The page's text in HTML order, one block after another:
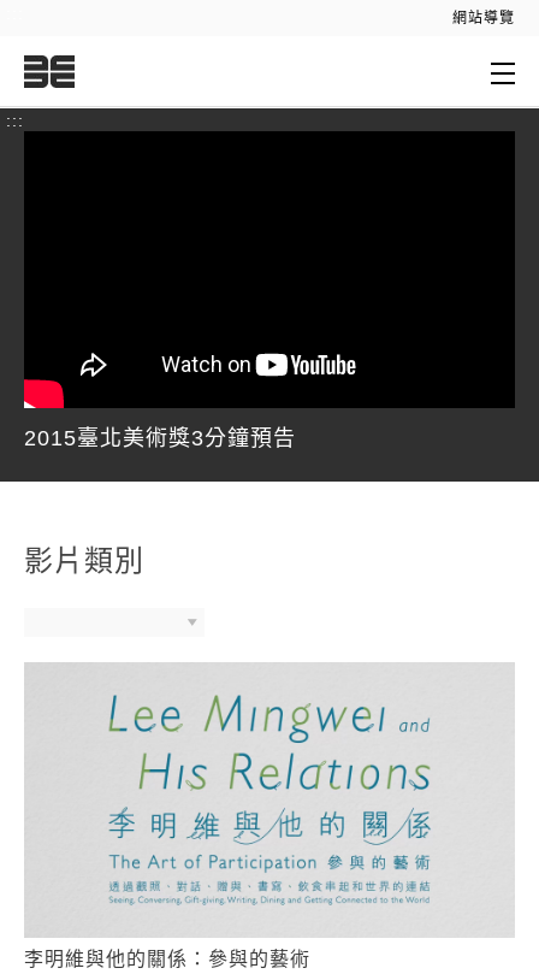
網站導覽
:::
2015臺北美術獎3分鐘預告
影片類別
李明維與他的關係：參與的藝術